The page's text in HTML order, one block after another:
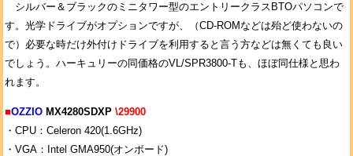
シルバー＆ブラックのミニタワー型のエントリークラスBTOパソコンで
す。光学ドライブがオプションですが、（CD-ROMなどは殆ど使わないの
で）必要な時だけ外付けドライブを利用すると言う方などは無くても良い
でしょう。ハーキュリーの同価格のVL/SPR3800-Tも、ほぼ同仕様と思わ
れます。
■OZZIO MX4280SDXP \29900
・CPU：Celeron 420(1.6GHz)
・VGA：Intel GMA950(オンボード)